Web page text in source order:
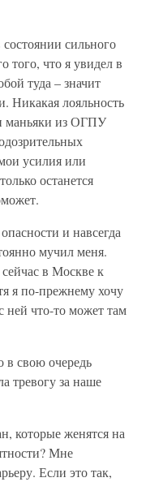
сильного
того, что я увидел в
туда – значит
Никакая лояльность
маньяки из ОГПУ
усилия или
останется
и навсегда
мучил меня.
в Москве к
я по-прежнему хочу
ней что-то может там
в свою очередь
тревогу за наше
которые женятся на
Мне
Если это так,